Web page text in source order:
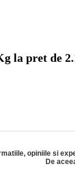
la pret de
opiniile si
De